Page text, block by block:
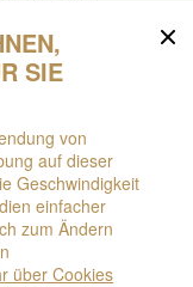
SIE
von
auf dieser
Geschwindigkeit
einfacher
zum Ändern
über Cookies